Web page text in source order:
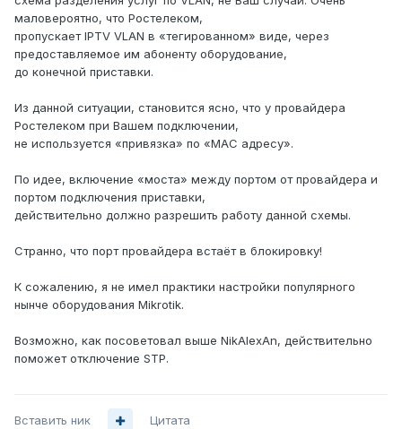
маловероятно, что Ростелеком,
пропускает IPTV VLAN в «тегированном» виде, через
предоставляемое им абоненту оборудование,
до конечной приставки.
Из данной ситуации, становится ясно, что у провайдера
Ростелеком при Вашем подключении,
не используется «привязка» по «MAC адресу».
По идее, включение «моста» между портом от провайдера и
портом подключения приставки,
действительно должно разрешить работу данной схемы.
Странно, что порт провайдера встаёт в блокировку!
К сожалению, я не имел практики настройки популярного
нынче оборудования Mikrotik.
Возможно, как посоветовал выше NikAlexAn, действительно
поможет отключение STP.
Вставить ник Цитата